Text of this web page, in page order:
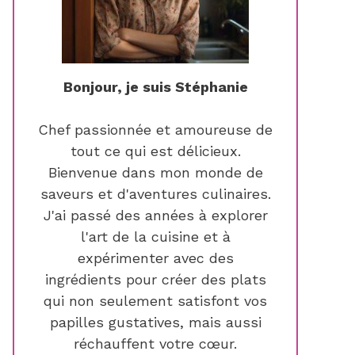
Bonjour, je suis Stéphanie
Chef passionnée et amoureuse de
tout ce qui est délicieux.
Bienvenue dans mon monde de
saveurs et d'aventures culinaires.
J'ai passé des années à explorer
l'art de la cuisine et à
expérimenter avec des
ingrédients pour créer des plats
qui non seulement satisfont vos
papilles gustatives, mais aussi
réchauffent votre cœur.